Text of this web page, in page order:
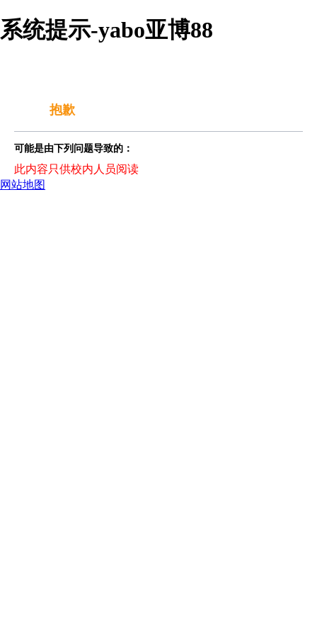
系统提示-yabo亚博88
抱歉
可能是由下列问题导致的：
此内容只供校内人员阅读
网站地图